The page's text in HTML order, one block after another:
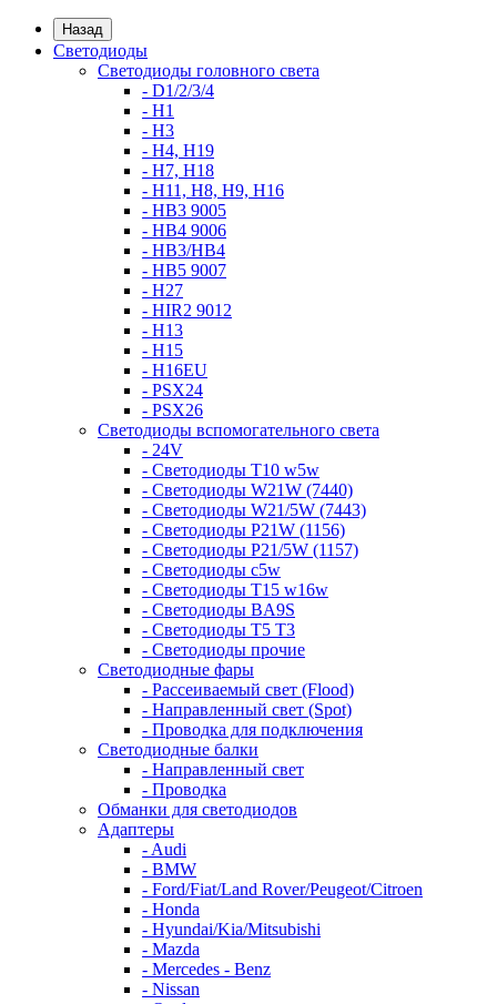
Назад
Светодиоды
Светодиоды головного света
- D1/2/3/4
- H1
- H3
- H4, H19
- H7, H18
- H11, H8, H9, H16
- HB3 9005
- HB4 9006
- HB3/HB4
- HB5 9007
- H27
- HIR2 9012
- H13
- H15
- H16EU
- PSX24
- PSX26
Светодиоды вспомогательного света
- 24V
- Светодиоды T10 w5w
- Светодиоды W21W (7440)
- Светодиоды W21/5W (7443)
- Светодиоды P21W (1156)
- Светодиоды P21/5W (1157)
- Светодиоды c5w
- Светодиоды T15 w16w
- Светодиоды BA9S
- Светодиоды T5 T3
- Светодиоды прочие
Светодиодные фары
- Рассеиваемый свет (Flood)
- Направленный свет (Spot)
- Проводка для подключения
Светодиодные балки
- Направленный свет
- Проводка
Обманки для светодиодов
Адаптеры
- Audi
- BMW
- Ford/Fiat/Land Rover/Peugeot/Citroen
- Honda
- Hyundai/Kia/Mitsubishi
- Mazda
- Mercedes - Benz
- Nissan